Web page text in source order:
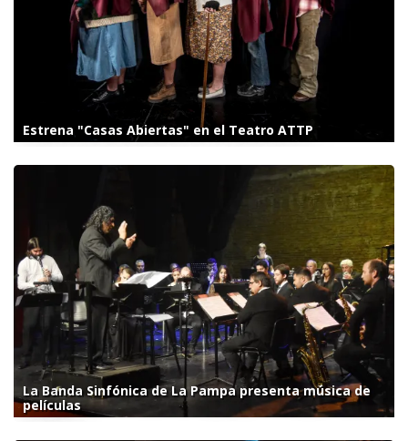
Estrena "Casas Abiertas" en el Teatro ATTP
La Banda Sinfónica de La Pampa presenta música de
películas